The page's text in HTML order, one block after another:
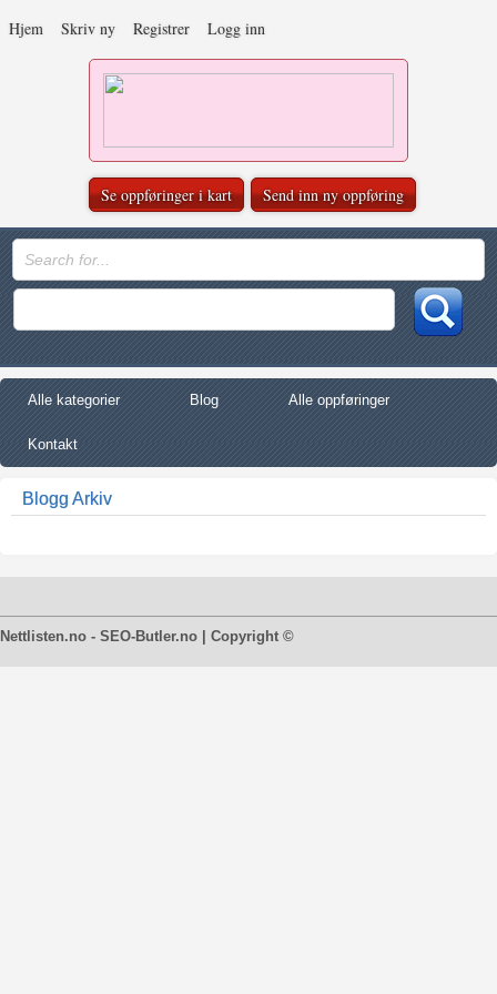
Hjem Skriv ny Registrer Logg inn
Se oppføringer i kart Send inn ny oppføring
Alle kategorier Blog Alle oppføringer
Kontakt
Blogg Arkiv
Nettlisten.no - SEO-Butler.no | Copyright ©